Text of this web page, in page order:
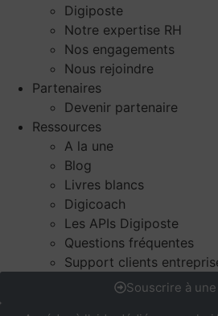
Digiposte
Notre expertise RH
Nos engagements
Nous rejoindre
Partenaires
Devenir partenaire
Ressources
A la une
Blog
Livres blancs
Digicoach
Les APIs Digiposte
Questions fréquentes
Support clients
Souscrire à